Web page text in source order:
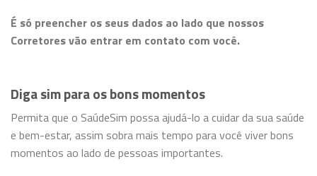
É só preencher os seus dados ao lado que nossos
Corretores vão entrar em contato com você.
Diga sim para os bons momentos
Permita que o SaúdeSim possa ajudá-lo a cuidar da sua saúde
e bem-estar, assim sobra mais tempo para você viver bons
momentos ao lado de pessoas importantes.